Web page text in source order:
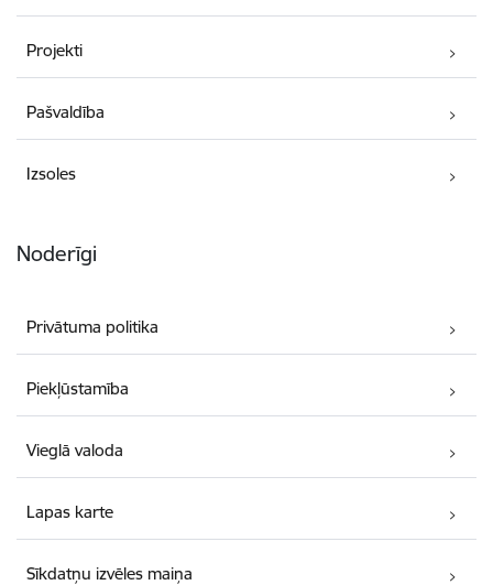
Projekti
Pašvaldība
Izsoles
Noderīgi
Privātuma politika
Piekļūstamība
Vieglā valoda
Lapas karte
Sīkdatņu izvēles maiņa